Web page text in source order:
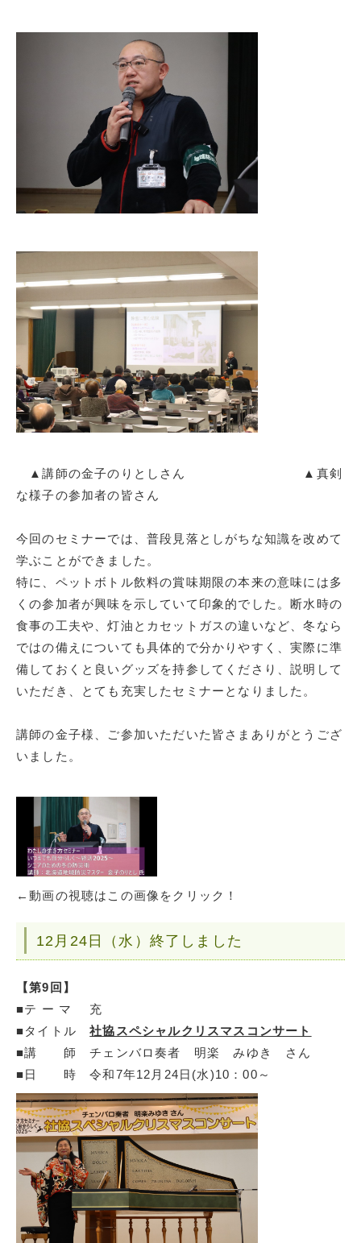
▲講師の金子のりとしさん ▲真剣
な様子の参加者の皆さん
今回のセミナーでは、普段見落としがちな知識を改めて
学ぶことができました。
特に、ペットボトル飲料の賞味期限の本来の意味には多
くの参加者が興味を示していて印象的でした。断水時の
食事の工夫や、灯油とカセットガスの違いなど、冬なら
ではの備えについても具体的で分かりやすく、実際に準
備しておくと良いグッズを持参してくださり、説明して
いただき、とても充実したセミナーとなりました。
講師の金子様、ご参加いただいた皆さまありがとうござ
いました。
←動画の視聴はこの画像をクリック！
12月24日（水）終了しました
【第9回】
■テ ー マ 充
■タイトル社協スペシャルクリスマスコンサート
■講 師 チェンバロ奏者 明楽 みゆき さん
■日 時 令和7年12月24日(水)10：00～